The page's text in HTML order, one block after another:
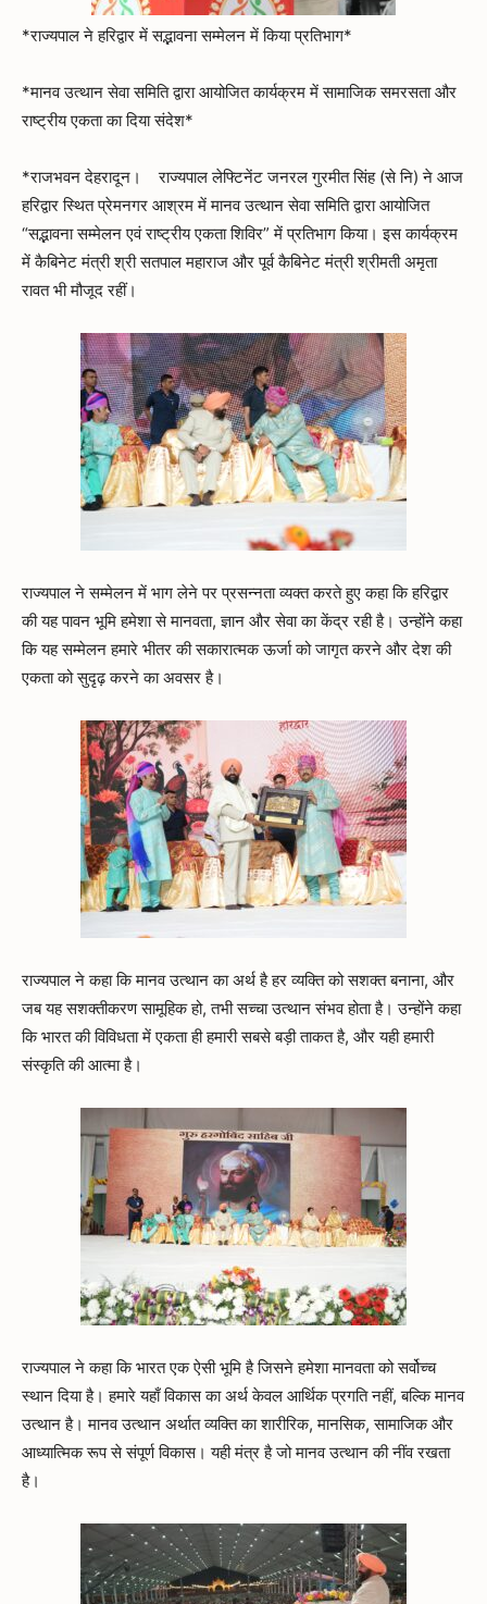
*राज्यपाल ने हरिद्वार में सद्भावना सम्मेलन में किया प्रतिभाग*
*मानव उत्थान सेवा समिति द्वारा आयोजित कार्यक्रम में सामाजिक समरसता और
राष्ट्रीय एकता का दिया संदेश*
*राजभवन देहरादून। राज्यपाल लेफ्टिनेंट जनरल गुरमीत सिंह (से नि) ने आज
हरिद्वार स्थित प्रेमनगर आश्रम में मानव उत्थान सेवा समिति द्वारा आयोजित
“सद्भावना सम्मेलन एवं राष्ट्रीय एकता शिविर” में प्रतिभाग किया। इस कार्यक्रम
में कैबिनेट मंत्री श्री सतपाल महाराज और पूर्व कैबिनेट मंत्री श्रीमती अमृता
रावत भी मौजूद रहीं।
राज्यपाल ने सम्मेलन में भाग लेने पर प्रसन्नता व्यक्त करते हुए कहा कि हरिद्वार
की यह पावन भूमि हमेशा से मानवता, ज्ञान और सेवा का केंद्र रही है। उन्होंने कहा
कि यह सम्मेलन हमारे भीतर की सकारात्मक ऊर्जा को जागृत करने और देश की
एकता को सुदृढ़ करने का अवसर है।
राज्यपाल ने कहा कि मानव उत्थान का अर्थ है हर व्यक्ति को सशक्त बनाना, और
जब यह सशक्तीकरण सामूहिक हो, तभी सच्चा उत्थान संभव होता है। उन्होंने कहा
कि भारत की विविधता में एकता ही हमारी सबसे बड़ी ताकत है, और यही हमारी
संस्कृति की आत्मा है।
राज्यपाल ने कहा कि भारत एक ऐसी भूमि है जिसने हमेशा मानवता को सर्वोच्च
स्थान दिया है। हमारे यहाँ विकास का अर्थ केवल आर्थिक प्रगति नहीं, बल्कि मानव
उत्थान है। मानव उत्थान अर्थात व्यक्ति का शारीरिक, मानसिक, सामाजिक और
आध्यात्मिक रूप से संपूर्ण विकास। यही मंत्र है जो मानव उत्थान की नींव रखता
है।